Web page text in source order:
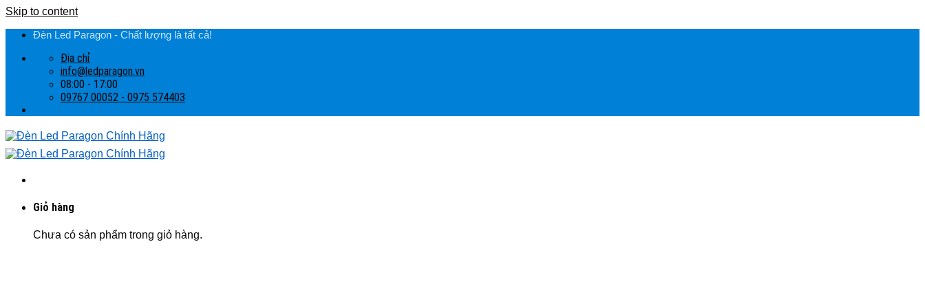
Skip to content
Đèn Led Paragon - Chất lượng là tất cả!
Địa chỉ
info@ledparagon.vn
08:00 - 17:00
09767 00052 - 0975 574403
Giỏ hàng
Chưa có sản phẩm trong giỏ hàng.